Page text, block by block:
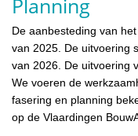
Planning
De aanbesteding van
van 2025. De uitvoering
van 2026. De uitvoering
We voeren de
fasering en planning
op de Vlaardingen